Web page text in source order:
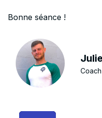
Bonne séance !